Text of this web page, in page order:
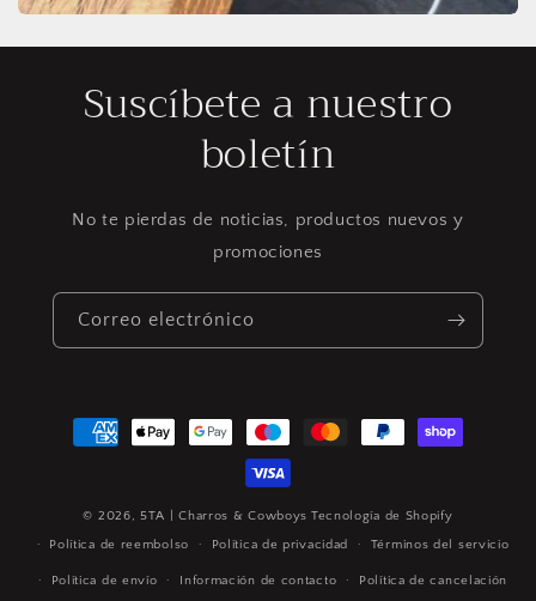
Suscíbete a nuestro
boletín
No te pierdas de noticias, productos nuevos y
promociones
Correo electrónico
Formas
© 2026,5TA | Charros & Cowboys Tecnología de Shopify
Política de reembolso
Política de privacidad Términos del servicio
Política de envío Información de contacto Política de cancelación